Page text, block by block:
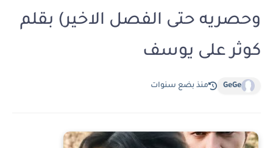
وحصريه حتى الفصل الاخير) بقلم
كوثر على يوسف
GeGe منذ بضع سنوات